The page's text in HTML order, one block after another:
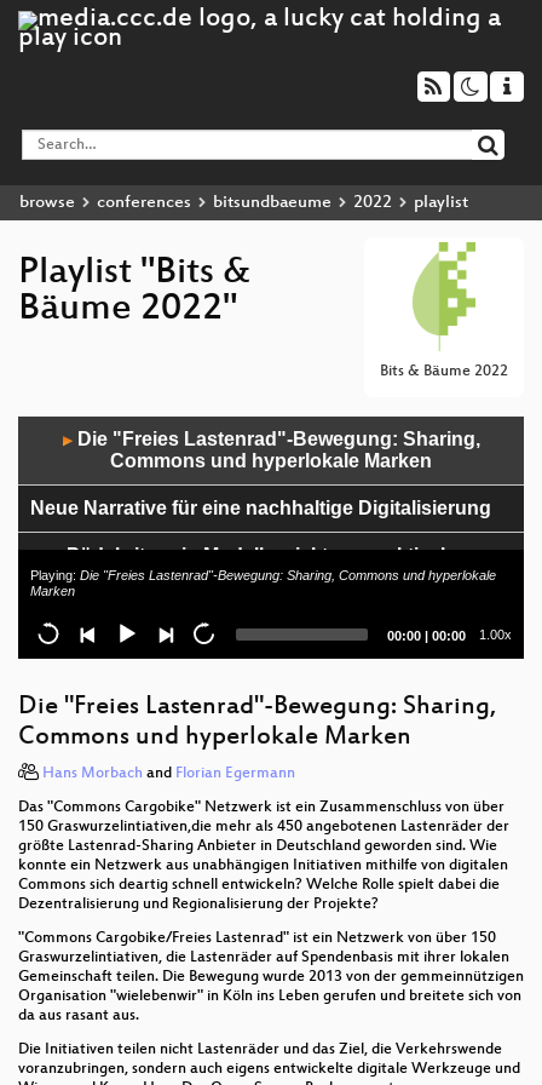
browse conferences bitsundbaeume 2022 playlist
Bits & Bäume 2022
Playlist "Bits &
Bäume 2022"
▶Die "Freies Lastenrad"-Bewegung: Sharing,
Commons und hyperlokale Marken
Neue Narrative für eine nachhaltige Digitalisierung
Pödelwitz - ein Modellprojekt zur praktischen
Umsetzung einer klimagerechten Digitalisierung
Energieverbrauch von Software - Eine Anleitung
zum Selbermessen
Gemeinsamkeiten systematisch erschließen: Muster
des Commoning
New Report: "DIGITAL RESET. Redirecting Tech for
the Deep Sustainability Transformation" (EN)
Kommunale Plattformen nachhaltig gestalten:
Vorstellung eines Kriterienkatalogs
Hört bitte auf Bäume zu pflanzen!
Pitch & Thrive for Sustainability - SO/B
Was wir durch den Blauen Engel über nachhaltiges
Software-Design gelernt haben
Büro ohne GAFAM? Wie Unternehmen digitale
Playing: Die "Freies Lastenrad"-Bewegung: Sharing, Commons und hyperlokale
Marken
Current
00:00 | Total
00:00 1.00x
Die "Freies Lastenrad"-Bewegung: Sharing,
Commons und hyperlokale Marken
Hans Morbach and Florian Egermann
Das "Commons Cargobike" Netzwerk ist ein Zusammenschluss von über
150 Graswurzelintiativen,die mehr als 450 angebotenen Lastenräder der
größte Lastenrad-Sharing Anbieter in Deutschland geworden sind. Wie
konnte ein Netzwerk aus unabhängigen Initiativen mithilfe von digitalen
Commons sich deartig schnell entwickeln? Welche Rolle spielt dabei die
Dezentralisierung und Regionalisierung der Projekte?
"Commons Cargobike/Freies Lastenrad" ist ein Netzwerk von über 150
Graswurzelintiativen, die Lastenräder auf Spendenbasis mit ihrer lokalen
Gemeinschaft teilen. Die Bewegung wurde 2013 von der gemmeinnützigen
Organisation "wielebenwir" in Köln ins Leben gerufen und breitete sich von
da aus rasant aus.
Die Initiativen teilen nicht Lastenräder und das Ziel, die Verkehrswende
voranzubringen, sondern auch eigens entwickelte digitale Werkzeuge und